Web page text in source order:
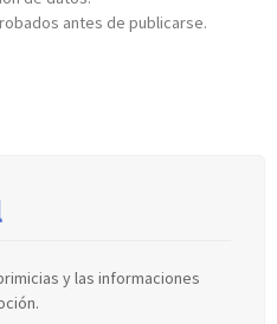
antes de publicarse.
y las informaciones